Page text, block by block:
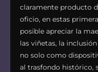
claramente producto
oficio, en estas
posible apreciar la
las viñetas, la
no solo como
al trasfondo histórico,